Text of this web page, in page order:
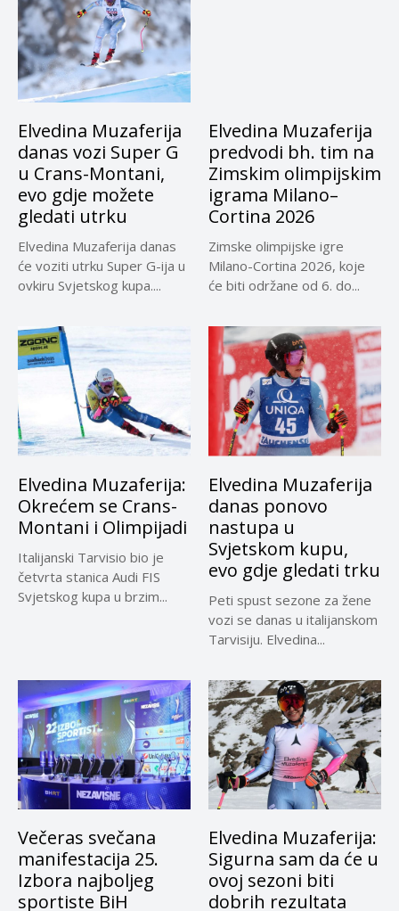
Elvedina Muzaferija
danas vozi Super G
u Crans-Montani,
evo gdje možete
gledati utrku
Elvedina Muzaferija danas
će voziti utrku Super G-ija u
ovkiru Svjetskog kupa....
Elvedina Muzaferija
predvodi bh. tim na
Zimskim olimpijskim
igrama Milano–
Cortina 2026
Zimske olimpijske igre
Milano-Cortina 2026, koje
će biti održane od 6. do...
Elvedina Muzaferija:
Okrećem se Crans-
Montani i Olimpijadi
Italijanski Tarvisio bio je
četvrta stanica Audi FIS
Svjetskog kupa u brzim...
Elvedina Muzaferija
danas ponovo
nastupa u
Svjetskom kupu,
evo gdje gledati trku
Peti spust sezone za žene
vozi se danas u italijanskom
Tarvisiju. Elvedina...
Večeras svečana
manifestacija 25.
Izbora najboljeg
sportiste BiH
Elvedina Muzaferija:
Sigurna sam da će u
ovoj sezoni biti
dobrih rezultata